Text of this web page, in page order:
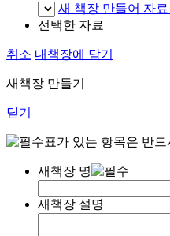
새 책장 만들어 자료
선택한 자료
취소 내책장에 담기
새책장 만들기
닫기
표가 있는 항목은 반
새책장 명
새책장 설명